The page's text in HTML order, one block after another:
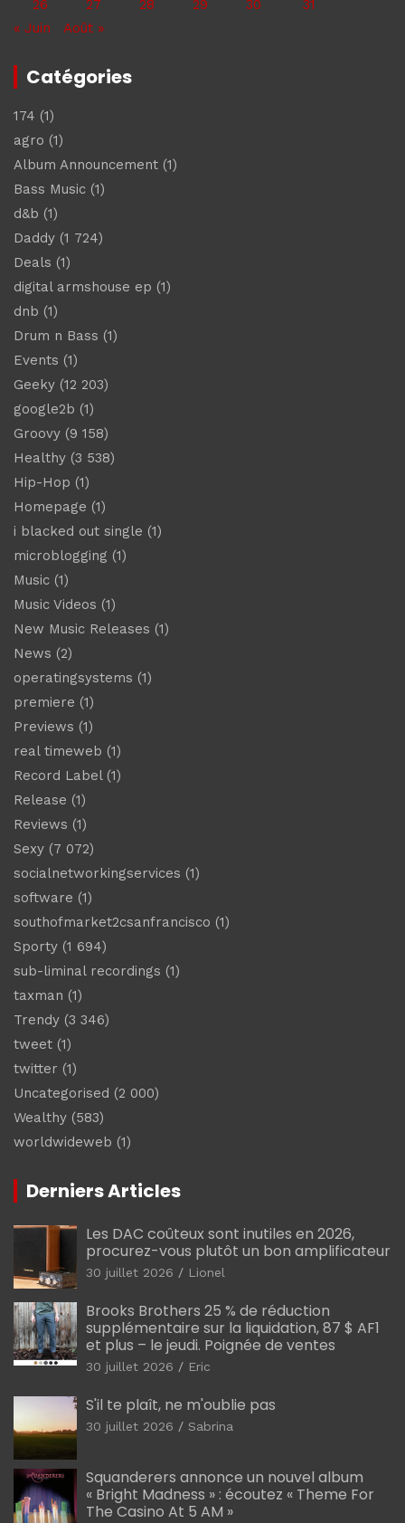
26 27 28 29 30
31
« Juin
Août »
Catégories
174 (1)
agro (1)
Album Announcement (1)
Bass Music (1)
d&b (1)
Daddy (1 724)
Deals (1)
digital armshouse ep (1)
dnb (1)
Drum n Bass (1)
Events (1)
Geeky (12 203)
google2b (1)
Groovy (9 158)
Healthy (3 538)
Hip-Hop (1)
Homepage (1)
i blacked out single (1)
microblogging (1)
Music (1)
Music Videos (1)
New Music Releases (1)
News (2)
operatingsystems (1)
premiere (1)
Previews (1)
real timeweb (1)
Record Label(1)
Release (1)
Reviews (1)
Sexy (7 072)
socialnetworkingservices (1)
software (1)
southofmarket2csanfrancisco (1)
Sporty (1 694)
sub-liminal recordings (1)
taxman (1)
Trendy (3 346)
tweet (1)
twitter (1)
Uncategorised (2 000)
Wealthy (583)
worldwideweb (1)
Derniers Articles
Les DAC coûteux sont inutiles en 2026,
procurez-vous plutôt un bon amplificateur
30 juillet 2026 Lionel
Brooks Brothers 25 % de réduction
supplémentaire sur la liquidation, 87 $ AF1
et plus – le jeudi. Poignée de ventes
30 juillet 2026 Eric
S'il te plaît, ne m'oublie pas
30 juillet 2026 Sabrina
Squanderers annonce un nouvel album
« Bright Madness » : écoutez « Theme For
The Casino At 5 AM »